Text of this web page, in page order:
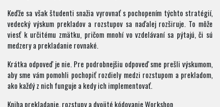
Keďže sa však študenti snažia vyrovnať s pochopením týchto stratégií,
vedecký výskum prekladov a rozstupov sa naďalej rozširuje. To môže
viesť k určitému zmätku, pričom mnohí vo vzdelávaní sa pýtajú, či sú
medzery a prekladanie rovnaké.
Krátka odpoveď je nie. Pre podrobnejšiu odpoveď sme prešli výskumom,
aby sme vám pomohli pochopiť rozdiely medzi rozstupom a prekladom,
ako každý z nich funguje a kedy ich implementovať.
Kniha prekladanie, rozstupy a dvojité kódovanie Workshop